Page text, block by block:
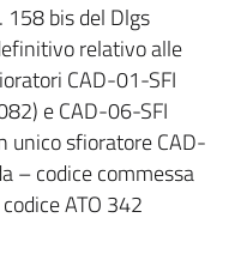
158 bis del Dlgs
relativo alle
CAD-01-SFI
e CAD-06-SFI
unico sfioratore CAD-
– codice commessa
ATO 342